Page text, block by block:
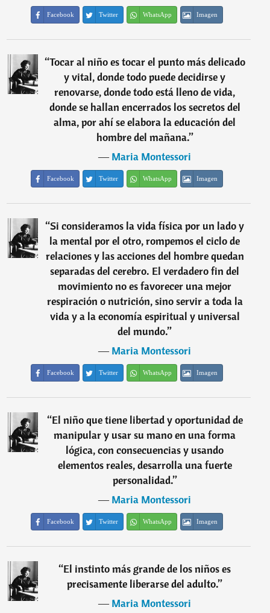
Facebook Twitter WhatsApp Imagen
“Tocar al niño es tocar el punto más delicado
y vital, donde todo puede decidirse y
renovarse, donde todo está lleno de vida,
donde se hallan encerrados los secretos del
alma, por ahí se elabora la educación del
hombre del mañana.”
―Maria Montessori
Facebook Twitter WhatsApp Imagen
“Si consideramos la vida física por un lado y
la mental por el otro, rompemos el ciclo de
relaciones y las acciones del hombre quedan
separadas del cerebro. El verdadero fin del
movimiento no es favorecer una mejor
respiración o nutrición, sino servir a toda la
vida y a la economía espiritual y universal
del mundo.”
―Maria Montessori
Facebook Twitter WhatsApp Imagen
“El niño que tiene libertad y oportunidad de
manipular y usar su mano en una forma
lógica, con consecuencias y usando
elementos reales, desarrolla una fuerte
personalidad.”
―Maria Montessori
Facebook Twitter WhatsApp Imagen
“El instinto más grande de los niños es
precisamente liberarse del adulto.”
―Maria Montessori